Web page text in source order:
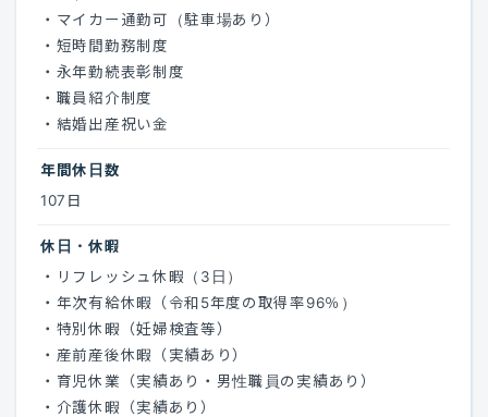
・マイカー通勤可（駐車場あり）
・短時間勤務制度
・永年勤続表彰制度
・職員紹介制度
・結婚出産祝い金
年間休日数
107日
休日・休暇
・リフレッシュ休暇（3日）
・年次有給休暇（令和5年度の取得率96％）
・特別休暇（妊婦検査等）
・産前産後休暇（実績あり）
・育児休業（実績あり・男性職員の実績あり）
・介護休暇（実績あり）